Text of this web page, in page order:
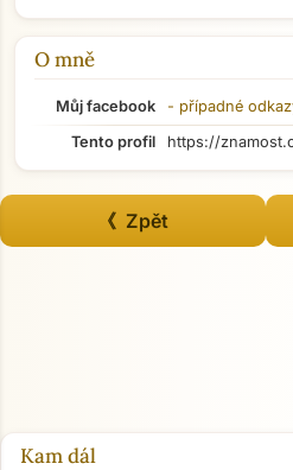
O mně
Můj facebook - případné
Tento profil
https://
《 Zpět
Kam dál